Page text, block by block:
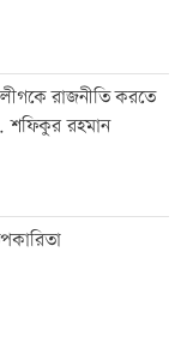
রাজনীতি করতে
শফিকুর রহমান